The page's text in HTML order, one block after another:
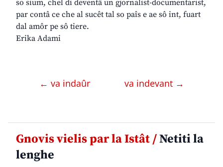
so sium, chel di deventâ un gjornalist-documentarist,
par contâ ce che al sucêt tal so paîs e ae sô int, fuart
dal amôr pe sô tiere.
Erika Adami
← va indaûr va indevant →
Gnovis vielis par la Istât /Netiti la
lenghe